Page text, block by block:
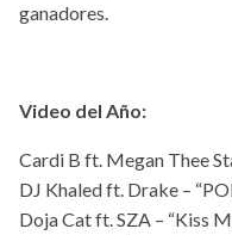
ganadores.
Video del Año:
Cardi B ft. Megan Thee
DJ Khaled ft. Drake –
Doja Cat ft. SZA – “Kiss